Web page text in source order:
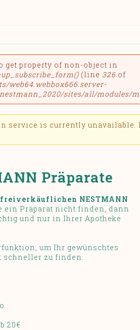
get property of non-object in
(line 326 of
web64.webbox666.server-
sites/all/modules/
service is currently unavailable.
Präparate
freiverkäuflichen NESTMANN
ein Präparat nicht finden, dann
und nur in Ihrer Apotheke
um Ihr gewünschtes
schneller zu finden.
20€